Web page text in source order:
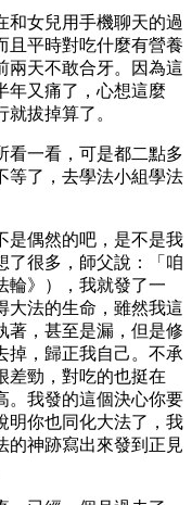
和女兒用手機聊天的過
且平時對吃什麼有營養
兩天不敢合牙。因為這
年又痛了，心想這麼
拔掉算了。
看一看，可是都二點多
等了，去學法小組學法
是偶然的吧，是不是我
了很多，師父說：「咱
輪》），我就發了一
大法的生命，雖然我這
著，甚至是漏，但是修
掉，歸正我自己。不承
差勁，對吃的也挺在
。我發的這個決心你要
明你也同化大法了，我
的神跡寫出來發到正見